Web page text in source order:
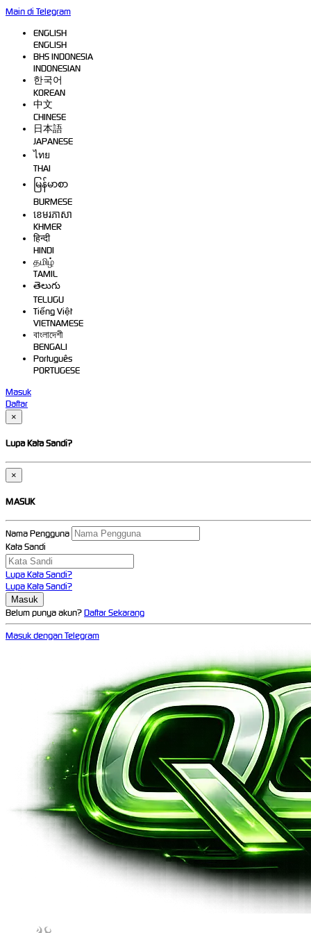
Main di Telegram
ENGLISH
ENGLISH
BHS INDONESIA
INDONESIAN
한국어
KOREAN
中文
CHINESE
日本語
JAPANESE
ไทย
THAI
မြန်မာစာ
BURMESE
ខេមរភាសា
KHMER
हिन्दी
HINDI
தமிழ்
TAMIL
తెలుగు
TELUGU
Tiếng Việt
VIETNAMESE
বাংলাদেশী
BENGALI
Português
PORTUGESE
Masuk
Daftar
×
Lupa Kata Sandi?
×
MASUK
Nama Pengguna
Kata Sandi
Lupa Kata Sandi?
Lupa Kata Sandi?
Belum punya akun?Daftar Sekarang
Masuk dengan Telegram